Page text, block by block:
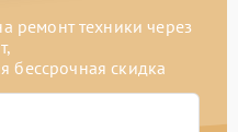
ремонт техники через
бессрочная скидка